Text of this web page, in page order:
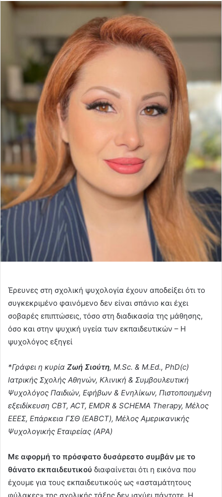
email
Έρευνες στη σχολική ψυχολογία έχουν αποδείξει ότι το
συγκεκριμένο φαινόμενο δεν είναι σπάνιο και έχει
σοβαρές επιπτώσεις, τόσο στη διαδικασία της μάθησης,
όσο και στην ψυχική υγεία των εκπαιδευτικών – Η
ψυχολόγος εξηγεί
*Γράφει η κυρία Ζωή Σιούτη, M.Sc. & M.Ed., PhD(c)
Ιατρικής Σχολής Αθηνών, Κλινική & Συμβουλευτική
Ψυχολόγος Παιδιών, Εφήβων & Ενηλίκων, Πιστοποιημένη
εξειδίκευση CBT, ACT, EMDR & SCHEMA Therapy, Μέλος
ΕΕΕΣ, Επάρκεια ΓΣΘ (EABCT), Mέλος Αμερικανικής
Ψυχολογικής Εταιρείας (APA)
Με αφορμή το πρόσφατο δυσάρεστο συμβάν με το
θάνατο εκπαιδευτικού διαφαίνεται ότι η εικόνα που
έχουμε για τους εκπαιδευτικούς ως «ασταμάτητους